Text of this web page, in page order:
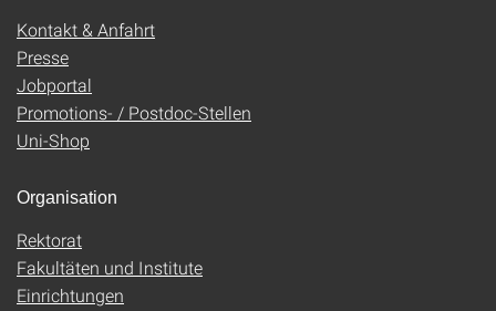
Kontakt & Anfahrt
Presse
Jobportal
Promotions- / Postdoc-Stellen
Uni-Shop
Organisation
Rektorat
Fakultäten und Institute
Einrichtungen